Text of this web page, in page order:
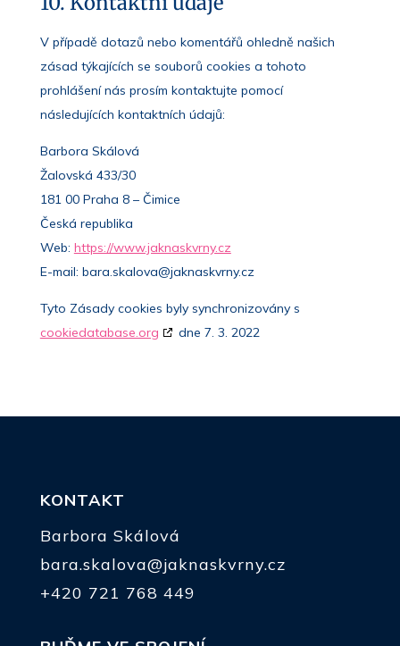
V případě dotazů nebo komentářů ohledně našich
zásad týkajících se souborů cookies a tohoto
prohlášení nás prosím kontaktujte pomocí
následujících kontaktních údajů:
Barbora Skálová
Žalovská 433/30
181 00 Praha 8 – Čimice
Česká republika
Web: https://www.jaknaskvrny.cz
E-mail: bara.skalova@jaknaskvrny.cz
Tyto Zásady cookies byly synchronizovány s
cookiedatabase.org
dne 7. 3. 2022
KONTAKT
Barbora Skálová
bara.skalova@jaknaskvrny.cz
+420 721 768 449